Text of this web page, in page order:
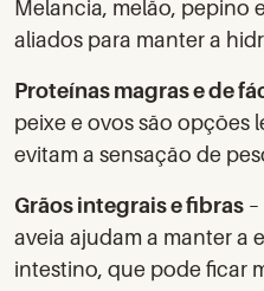
Melancia, melão, pepino
aliados para manter a
Proteínas magras e de
peixe e ovos são opções
evitam a sensação de
Grãos integrais e fibras
aveia ajudam a manter a
intestino, que pode ficar